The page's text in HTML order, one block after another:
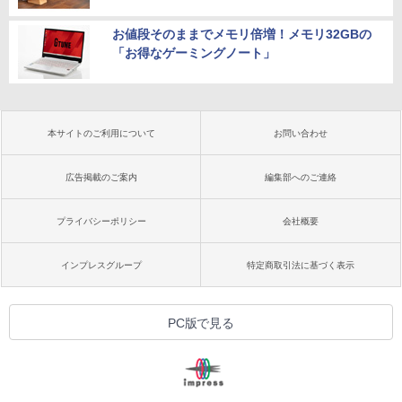
お値段そのままでメモリ倍増！メモリ32GBの
「お得なゲーミングノート」
本サイトのご利用について お問い合わせ
広告掲載のご案内 編集部へのご連絡
プライバシーポリシー 会社概要
インプレスグループ 特定商取引法に基づく表示
PC版で見る